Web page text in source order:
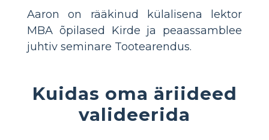
Aaron on rääkinud külalisena lektor
MBA õpilased Kirde ja peaassamblee
juhtiv seminare Tootearendus.
Kuidas oma äriideed
valideerida